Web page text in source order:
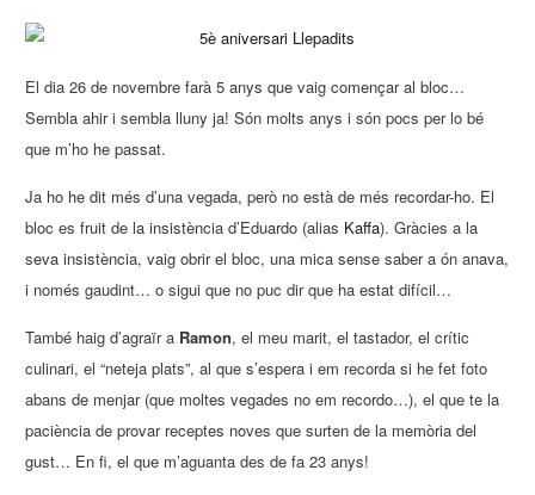
El dia 26 de novembre farà 5 anys que vaig començar al bloc…
Sembla ahir i sembla lluny ja! Són molts anys i són pocs per lo bé
que m’ho he passat.
Ja ho he dit més d’una vegada, però no està de més recordar-ho. El
bloc es fruit de la insistència d’Eduardo (alias Kaffa). Gràcies a la
seva insistència, vaig obrir el bloc, una mica sense saber a ón anava,
i només gaudint… o sigui que no puc dir que ha estat difícil…
També haig d’agraïr a Ramon, el meu marit, el tastador, el crític
culinari, el “neteja plats”, al que s’espera i em recorda si he fet foto
abans de menjar (que moltes vegades no em recordo…), el que te la
paciència de provar receptes noves que surten de la memòria del
gust… En fi, el que m’aguanta des de fa 23 anys!